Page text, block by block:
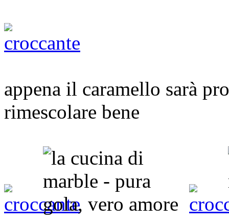
appena il caramello sarà
rimescolare bene